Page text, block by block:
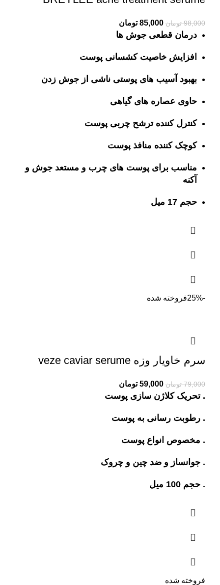
98,000 تومان Original
price
98,000 تومان.
85,000 تومان
price
85,000 تومان.
درمان قطعی جوش ها
افزایش خاصیت کشسانی پوست
بهبود آسیب های پوستی ناشی از جوش زدن
حاوی عصاره های گیاهی
کنترل کننده ترشح چربی پوست
کوچک کننده منافذ پوست
مناسب برای پوست های چرب و مستعد جوش و
آکنه
حجم 17 میل
-25% فروخته شده
سرم خاویار وزه veze caviar serume
79,000 تومان Original
price
79,000 تومان.
59,000 تومان
price
59,000 تومان.
. تحریک کلاژن سازی پوست
. رطوبت رسانی به پوست
. مخصوص انواع پوست
. جوانساز و ضد چین و چروک
. حجم 100 میل
فروخته شده